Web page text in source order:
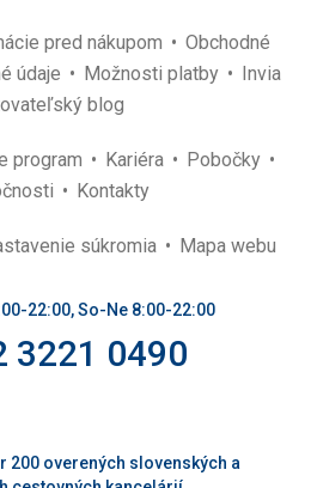
pred nákupom
Obchodné
údaje Možnosti platby
Invia
blog
program Kariéra
Pobočky
Kontakty
súkromia Mapa webu
22:00, So-Ne 8:00-22:00
3221 0490
200 overených slovenských a